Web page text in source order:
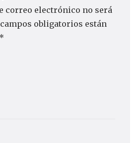
correo electrónico no será
obligatorios están
*